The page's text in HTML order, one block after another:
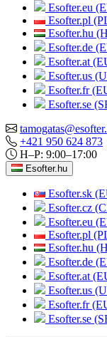
Esofter.eu
Esofter.pl
Esofter.hu
Esofter.de
Esofter.at
Esofter.us
Esofter.fr
Esofter.se
+421 950 624 873
H–P: 9:00–17:00
Esofter.hu
Esofter.sk
Esofter.cz
Esofter.eu
Esofter.pl
Esofter.hu
Esofter.de
Esofter.at
Esofter.us
Esofter.fr
Esofter.se